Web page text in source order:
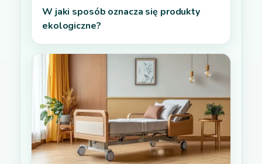
W jaki sposób oznacza się produkty
ekologiczne?